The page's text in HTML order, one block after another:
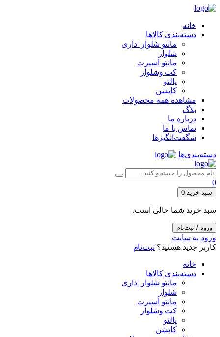
خانه
دسته‌بندی کالاها
مانتو شلوار اداری
شلوار
مانتو اسپرت
کت وشلوار
پالتو
کاپشن
مشاهده همه محصولات
بلاگ
درباره ما
تماس با ما
شگفت‌انگیزها
دسته‌بندی‌ها
0
سبد خرید 0
سبد خرید شما خالی است.
ورود / ثبت‌نام
ورود به سایت
کاربر جدید هستید؟ ثبت‌نام
خانه
دسته‌بندی کالاها
مانتو شلوار اداری
شلوار
مانتو اسپرت
کت وشلوار
پالتو
کاپشن